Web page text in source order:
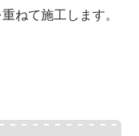
ねて施工します。